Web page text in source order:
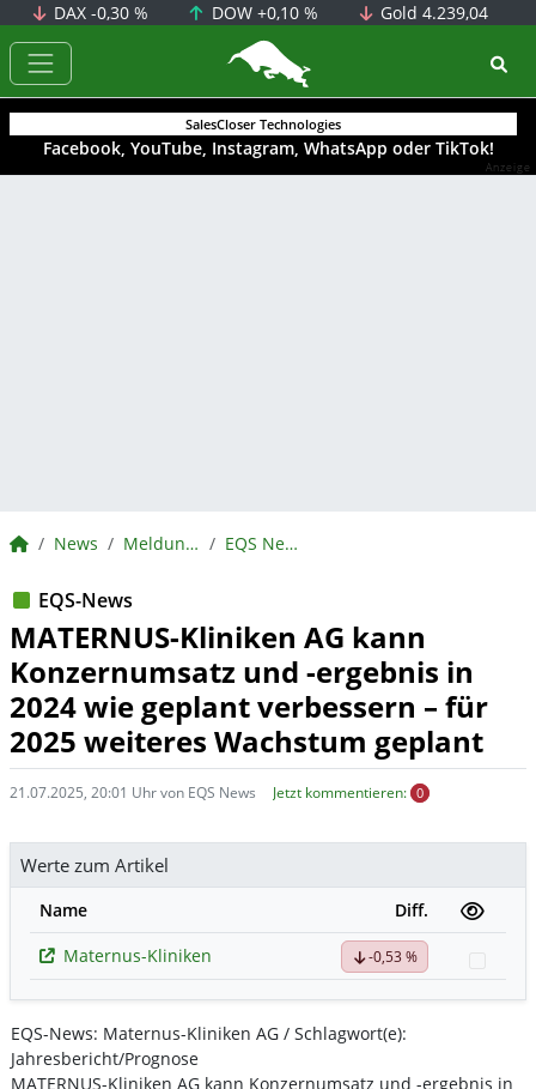
DAX-0,30 % DOW +0,10 % Gold4.239,04
BörsenNEWS.de
SalesCloser Technologies
Facebook, YouTube, Instagram, WhatsApp oder TikTok!
Anzeige
BörsenNEWS.de
News Meldungen EQS News
EQS-News
MATERNUS-Kliniken AG kann
Konzernumsatz und -ergebnis in
2024 wie geplant verbessern – für
2025 weiteres Wachstum geplant
21.07.2025, 20:01 Uhr von EQS News Jetzt kommentieren: 0
Werte zum Artikel
Name
Diff.
Maternus-Kliniken
-0,53 %
EQS-News: Maternus-Kliniken AG / Schlagwort(e):
Jahresbericht/Prognose
MATERNUS-Kliniken AG kann Konzernumsatz und -ergebnis in